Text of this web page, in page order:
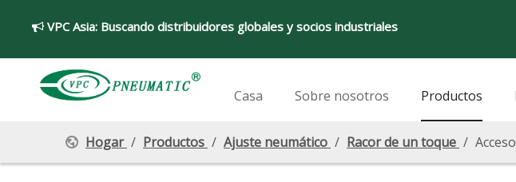
 VPC Asia: Buscando distribuidores globales y socios industriales
Casa Sobre nosotros Productos
Hogar / Productos / Ajuste neumático / Racor de un toque /